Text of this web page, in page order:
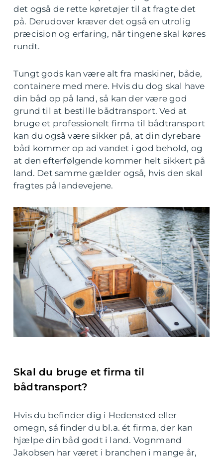
det også de rette køretøjer til at fragte det
på. Derudover kræver det også en utrolig
præcision og erfaring, når tingene skal køres
rundt.
Tungt gods kan være alt fra maskiner, både,
containere med mere. Hvis du dog skal have
din båd op på land, så kan der være god
grund til at bestille bådtransport. Ved at
bruge et professionelt firma til bådtransport
kan du også være sikker på, at din dyrebare
båd kommer op ad vandet i god behold, og
at den efterfølgende kommer helt sikkert på
land. Det samme gælder også, hvis den skal
fragtes på landevejene.
Skal du bruge et firma til
bådtransport?
Hvis du befinder dig i Hedensted eller
omegn, så finder du bl.a. ét firma, der kan
hjælpe din båd godt i land. Vognmand
Jakobsen har været i branchen i mange år,